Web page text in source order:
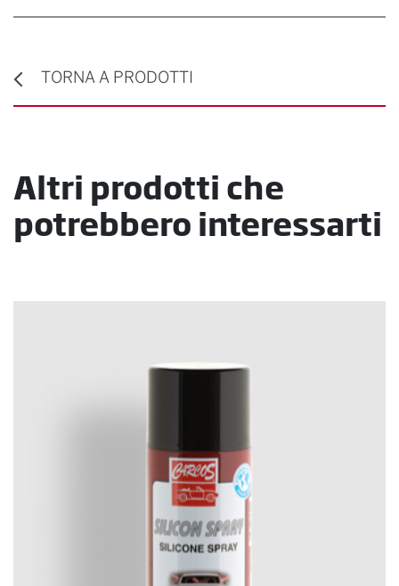
TORNA A PRODOTTI
Altri prodotti che
potrebbero interessarti